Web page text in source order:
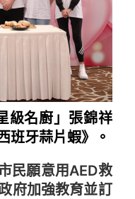
級名廚」張錦祥
班牙蒜片蝦》。
民願意用AED救
府加強教育並訂